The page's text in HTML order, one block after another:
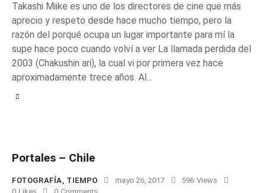
Takashi Miike es uno de los directores de cine que más
aprecio y respeto desde hace mucho tiempo, pero la
razón del porqué ocupa un lugar importante para mí la
supe hace poco cuando volví a ver La llamada perdida del
2003 (Chakushin ari), la cual vi por primera vez hace
aproximadamente trece años. Al…
Portales – Chile
FOTOGRAFÍA, TIEMPO mayo 26, 2017 596 Views